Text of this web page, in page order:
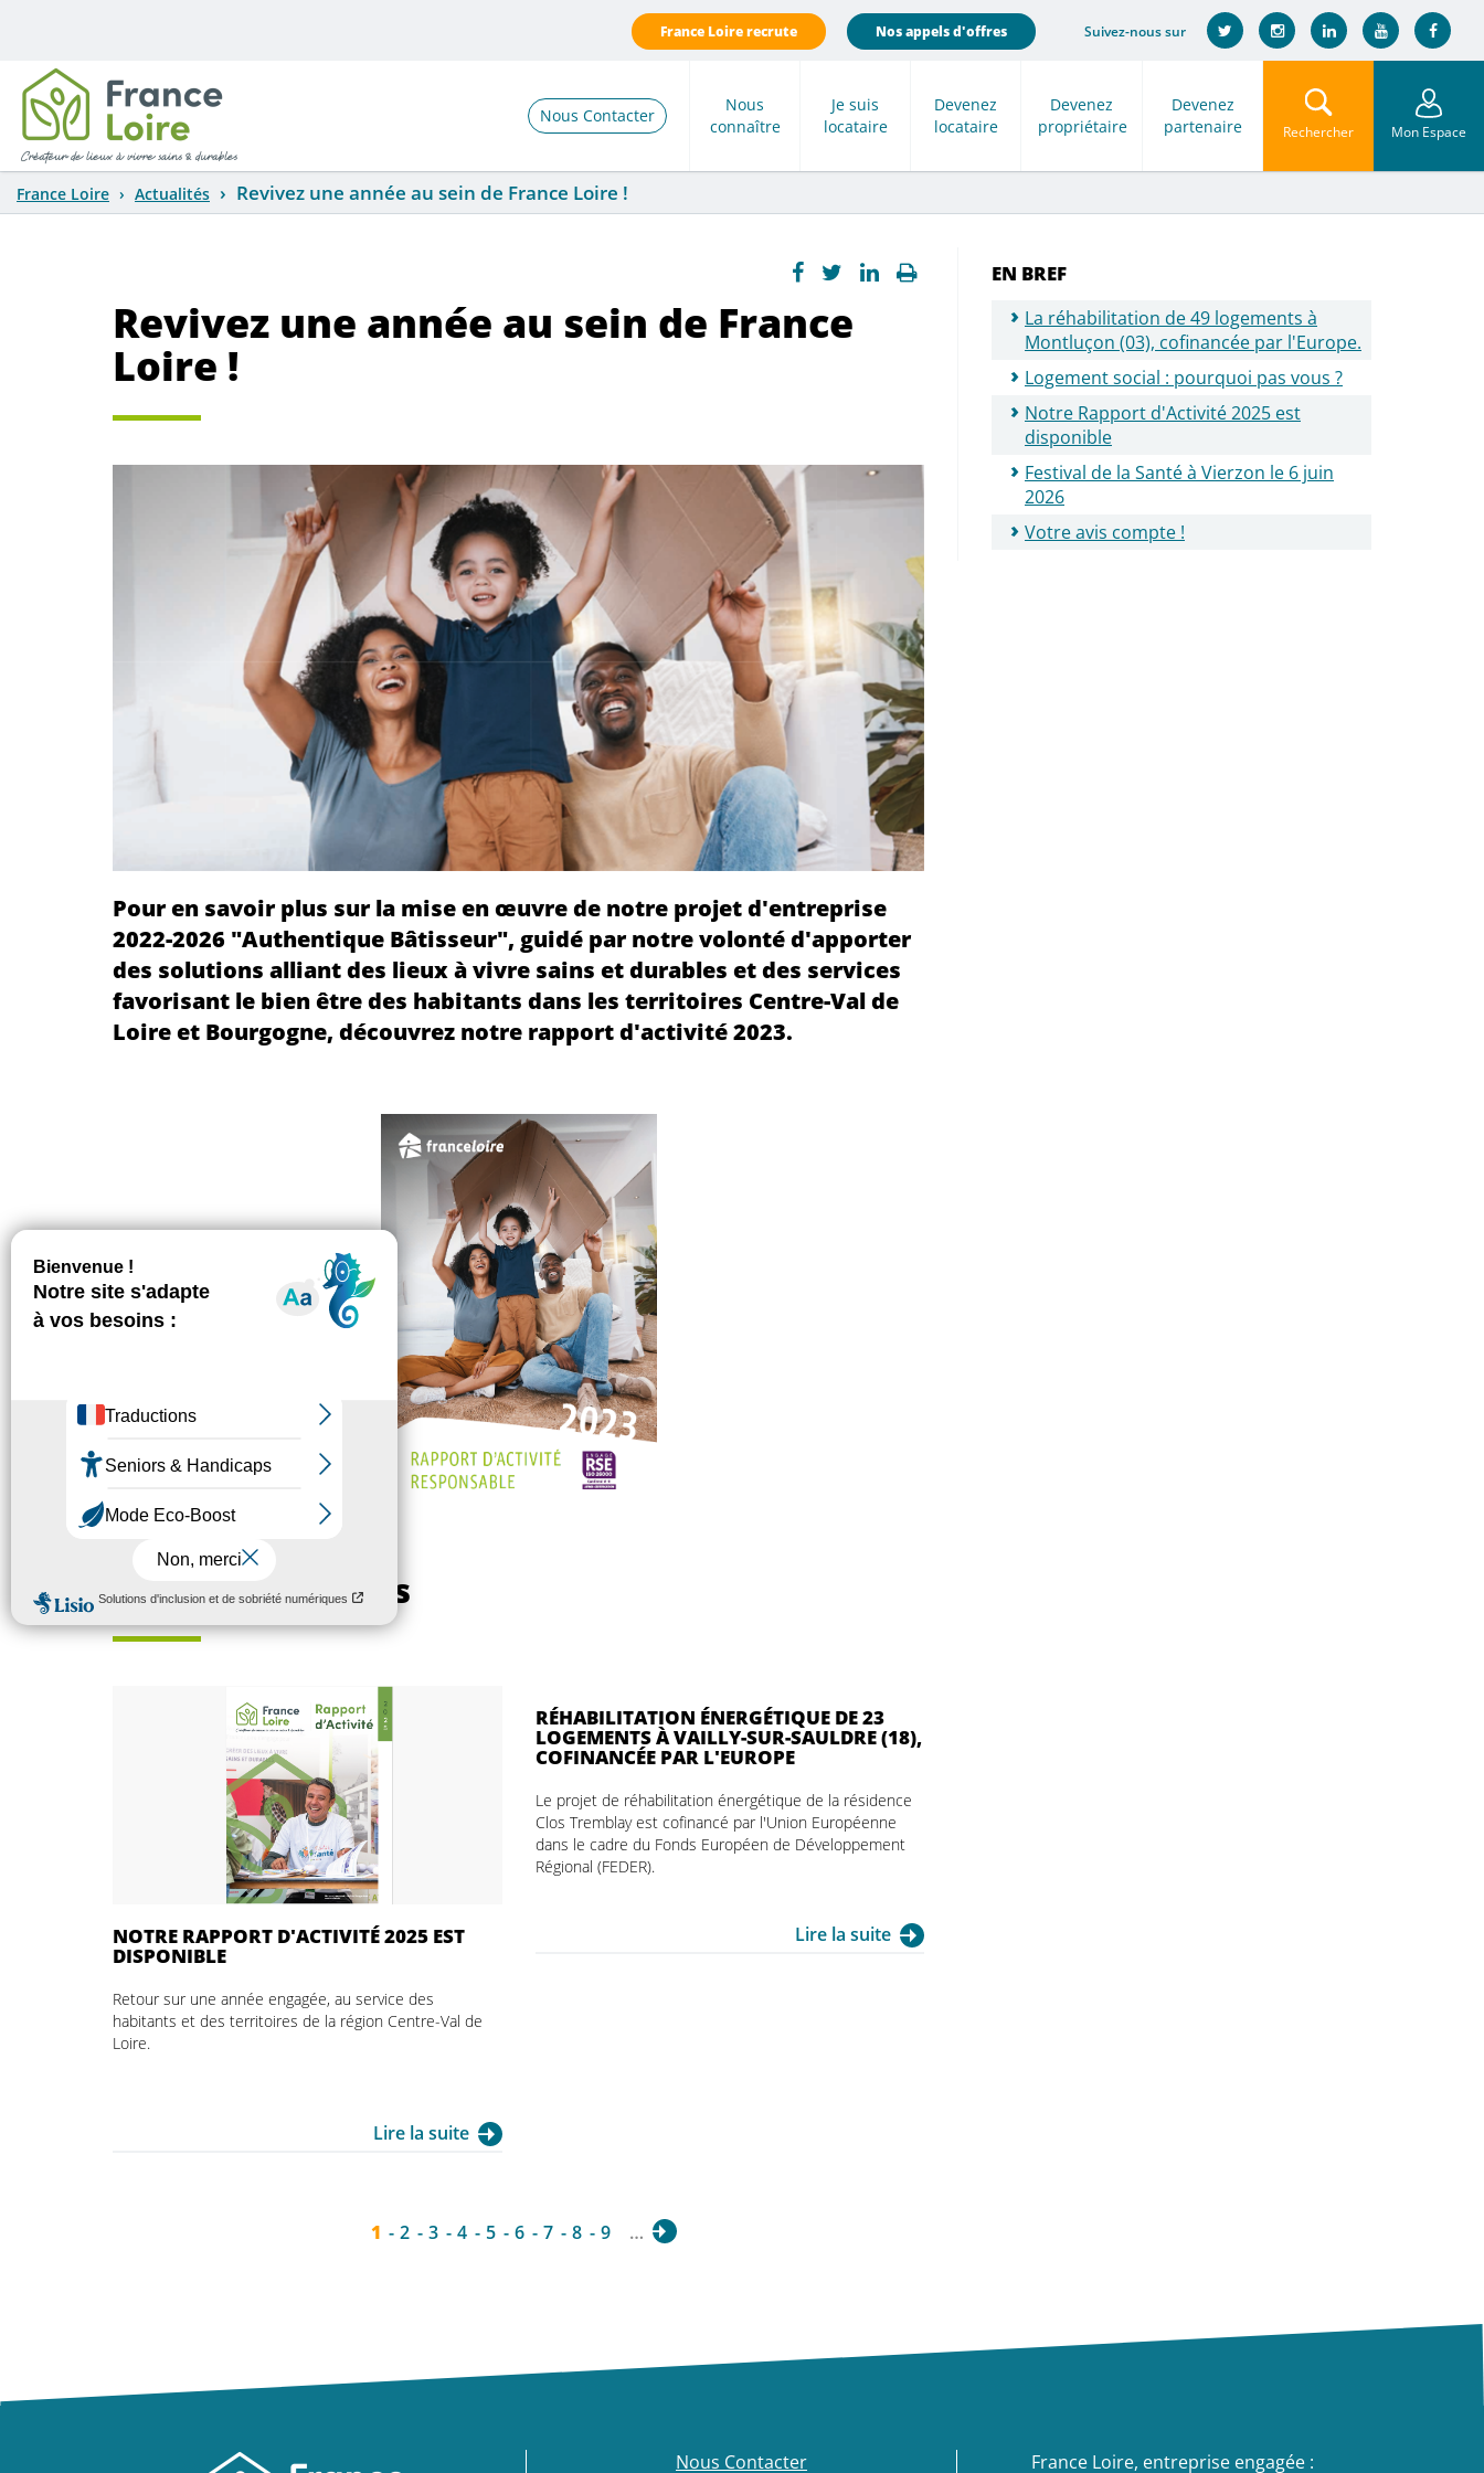
France Loire recrute Nos appels d'offres Suivez-nous sur
Mon Espace
Rechercher
Nous Contacter
Nous
connaître
Je suis
locataire
Devenez
locataire
Devenez
propriétaire
Devenez
partenaire
France Loire Actualités Revivez une année au sein de France Loire !
Revivez une année au sein de France
Loire !
Pour en savoir plus sur la mise en œuvre de notre projet d'entreprise
2022-2026 "Authentique Bâtisseur", guidé par notre volonté d'apporter
des solutions alliant des lieux à vivre sains et durables et des services
favorisant le bien être des habitants dans les territoires Centre-Val de
Loire et Bourgogne, découvrez notre rapport d'activité 2023.
Autres actualités
NOTRE RAPPORT D'ACTIVITÉ 2025 EST
DISPONIBLE
Retour sur une année engagée, au service des
habitants et des territoires de la région Centre-Val de
Loire.
Lire la suite
RÉHABILITATION ÉNERGÉTIQUE DE 23
LOGEMENTS À VAILLY-SUR-SAULDRE (18),
COFINANCÉE PAR L'EUROPE
Le projet de réhabilitation énergétique de la résidence
Clos Tremblay est cofinancé par l'Union Européenne
dans le cadre du Fonds Européen de Développement
Régional (FEDER).
Lire la suite
1 2 3 4 5 6 7 8 9 …
EN BREF
La réhabilitation de 49 logements à
Montluçon (03), cofinancée par l'Europe.
Logement social : pourquoi pas vous ?
Notre Rapport d'Activité 2025 est
disponible
Festival de la Santé à Vierzon le 6 juin
2026
Votre avis compte !
Nous Contacter France Loire, entreprise engagée :